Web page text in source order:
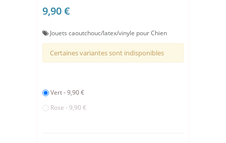
9,90 €
Jouets caoutchouc/latex/vinyle pour Chien
Certaines variantes sont indisponibles
Vert - 9,90 €
Rose - 9,90 €